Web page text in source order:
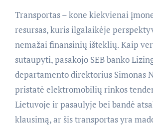
Transportas – kone kiekvienai
resursas, kuris ilgalaikėje
nemažai finansinių išteklių. Kaip
sutaupyti, pasakojo SEB banko
departamento direktorius Simonas
pristatė elektromobilių rinkos
Lietuvoje ir pasaulyje bei bandė
klausimą, ar šis transportas yra